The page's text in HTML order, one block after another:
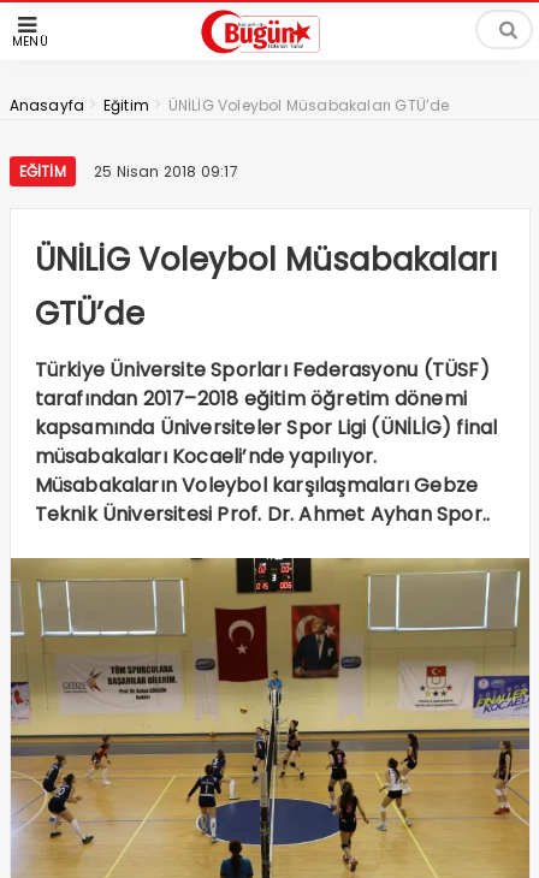
MENÜ
Anasayfa > Eğitim > ÜNİLİG Voleybol Müsabakaları GTÜ’de
EĞITIM 25 Nisan 2018 09:17
ÜNİLİG Voleybol Müsabakaları
GTÜ’de
Türkiye Üniversite Sporları Federasyonu (TÜSF)
tarafından 2017–2018 eğitim öğretim dönemi
kapsamında Üniversiteler Spor Ligi (ÜNİLİG) final
müsabakaları Kocaeli’nde yapılıyor.
Müsabakaların Voleybol karşılaşmaları Gebze
Teknik Üniversitesi Prof. Dr. Ahmet Ayhan Spor..